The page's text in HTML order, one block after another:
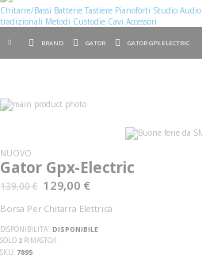
Chitarre/Bassi Batterie Tastiere Pianoforti Studio Audio
tradizionali Metodi Custodie Cavi Accessori
BRAND GATOR GATOR GPX-ELECTRIC
Vai
alla
galleria
di
immagini
galleria
di
immagini
NUOVO
Gator Gpx-Electric
139,00 € 129,00 €
Borsa Per Chitarra Elettrica
DISPONIBILITA':DISPONIBILE
SOLO 2 RIMASTO/I
SKU 7895